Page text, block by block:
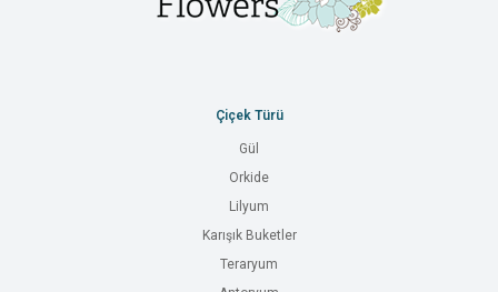
Çiçek Türü
Gül
Orkide
Lilyum
Karışık Buketler
Teraryum